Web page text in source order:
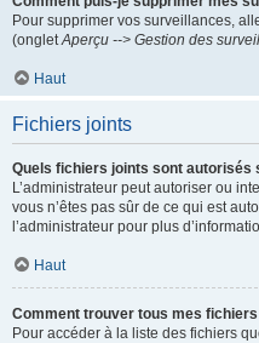
Pour supprimer vos surveillances,
(ongletAperçu --> Gestion des
Haut
Fichiers joints
Quels fichiers joints sont autorisés
L’administrateur peut autoriser ou
vous n’êtes pas sûr de ce qui est
l’administrateur pour plus
Haut
Comment trouver tous mes
Pour accéder à la liste des fichiers